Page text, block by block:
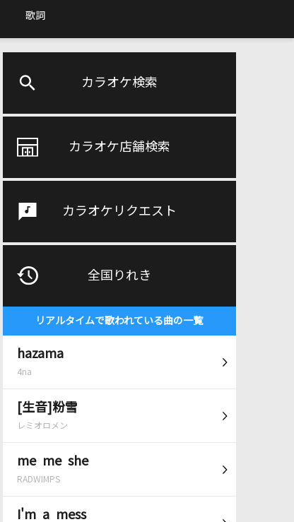
歌詞
カラオケ検索
カラオケ店舗検索
カラオケリクエスト
全国りれき
リアルタイムで歌われている曲の一覧
hazama
4na
[生音]粉雪
レミオロメン
me me she
RADWIMPS
I'm a mess